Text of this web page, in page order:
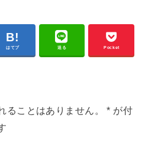
はてブ 送る Pocket
ることはありません。 * が付